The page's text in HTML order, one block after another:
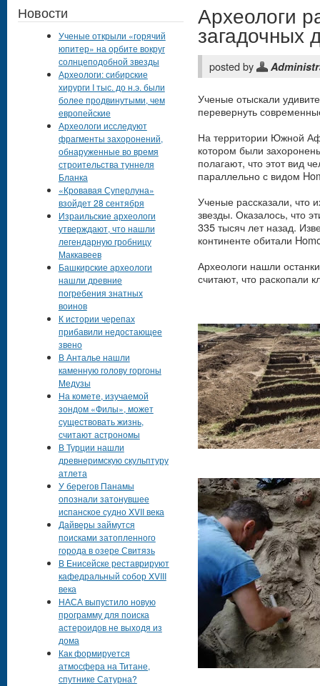
Археологи
загадочных
posted by
Ученые отыскали
перевернуть
На территории Южной
котором были
полагают, что этот вид
параллельно с видом
Ученые рассказали, что
звезды. Оказалось, что
335 тысяч лет назад.
континенте обитали
Археологи нашли
считают, что раскопали
Новости
Ученые открыли «горячий
юпитер» на орбите вокруг
солнцеподобной звезды
Археологи: сибирские
хирурги I тыс. до н.э. были
более продвинутыми, чем
европейские
Археологи исследуют
фрагменты захоронений,
обнаруженные во время
строительства туннеля
Бланка
«Кровавая Суперлуна»
взойдет 28 сентября
Израильские археологи
утверждают, что нашли
легендарную гробницу
Маккавеев
Башкирские археологи
нашли древние
погребения знатных
воинов
К истории черепах
прибавили недостающее
звено
В Анталье нашли
каменную голову горгоны
Медузы
На комете, изучаемой
зондом «Филы», может
существовать жизнь,
считают астрономы
В Турции нашли
древнеримскую скульптуру
атлета
У берегов Панамы
опознали затонувшее
испанское судно XVII века
Дайверы займутся
поисками затопленного
города в озере Свитязь
В Енисейске реставрируют
кафедральный собор XVIII
века
НАСА выпустило новую
программу для поиска
астероидов не выходя из
дома
Как формируется
атмосфера на Титане,
спутнике Сатурна?